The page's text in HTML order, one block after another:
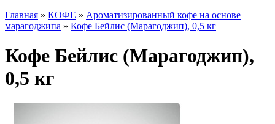
Главная » КОФЕ » Ароматизированный кофе на основе
марагоджипа » Кофе Бейлис (Марагоджип), 0,5 кг
Кофе Бейлис (Марагоджип),
0,5 кг